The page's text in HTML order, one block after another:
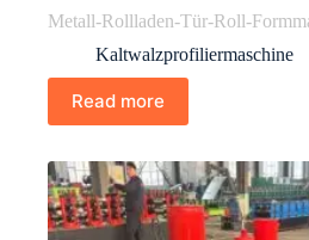
Metall-Rollladen-Tür-Roll-
Kaltwalzprofiliermaschine
Read more